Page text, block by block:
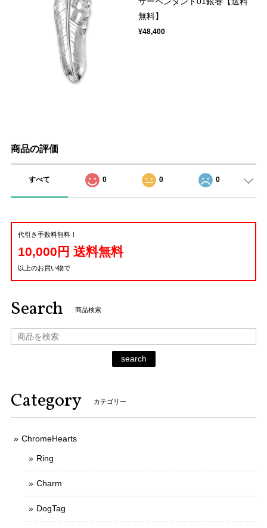
無料】
¥48,400
商品の評価
すべて 0 0 0
代引き手数料無料！
10,000円 送料無料
以上のお買い物で
Search 商品検索
search
Category カテゴリー
ChromeHearts
Ring
Charm
DogTag